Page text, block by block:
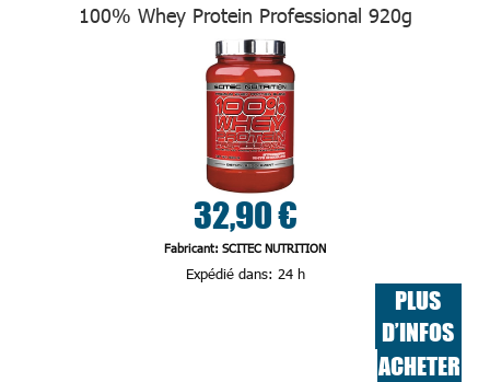
100% Whey Protein Professional 920g
32,90 €
Fabricant: SCITEC NUTRITION
Expédié dans: 24 h
PLUS
D’INFOS
ACHETER